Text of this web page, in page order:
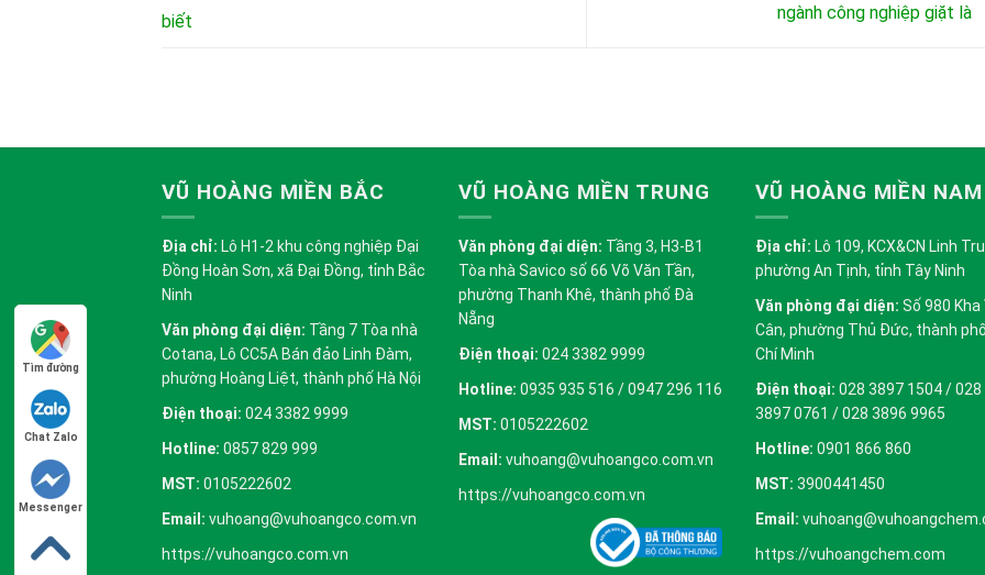
biết
ngành công nghiệp giặt là
VŨ HOÀNG MIỀN BẮC
Địa chỉ: Lô H1-2 khu công nghiệp Đại
Đồng Hoàn Sơn, xã Đại Đồng, tỉnh Bắc
Ninh
Văn phòng đại diện: Tầng 7 Tòa nhà
Cotana, Lô CC5A Bán đảo Linh Đàm,
phường Hoàng Liệt, thành phố Hà Nội
Điện thoại: 024 3382 9999
Hotline: 0857 829 999
MST: 0105222602
Email: vuhoang@vuhoangco.com.vn
https://vuhoangco.com.vn
VŨ HOÀNG MIỀN TRUNG
Văn phòng đại diện: Tầng 3, H3-B1
Tòa nhà Savico số 66 Võ Văn Tần,
phường Thanh Khê, thành phố Đà
Nẵng
Điện thoại: 024 3382 9999
Hotline: 0935 935 516 / 0947 296 116
MST: 0105222602
Email: vuhoang@vuhoangco.com.vn
https://vuhoangco.com.vn
VŨ HOÀNG MIỀN NAM
Địa chỉ: Lô 109, KCX&CN Linh
phường An Tịnh, tỉnh Tây Ninh
Văn phòng đại diện: Số 980 Kha
Cân, phường Thủ Đức, thành
Chí Minh
Điện thoại: 028 3897 1504 / 028
3897 0761 / 028 3896 9965
Hotline: 0901 866 860
MST: 3900441450
Email:
https://vuhoangchem.com
Tìm đường
Chat Zalo
Messenger